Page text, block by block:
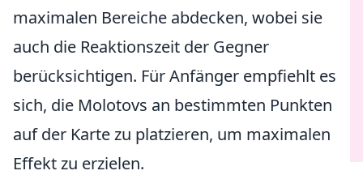
maximalen Bereiche abdecken, wobei sie
auch die Reaktionszeit der Gegner
berücksichtigen. Für Anfänger empfiehlt es
sich, die Molotovs an bestimmten Punkten
auf der Karte zu platzieren, um maximalen
Effekt zu erzielen.